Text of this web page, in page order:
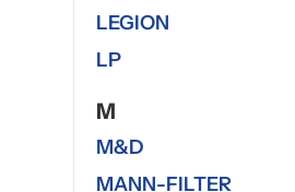
LEGION
LP
M
M&D
MANN-FILTER